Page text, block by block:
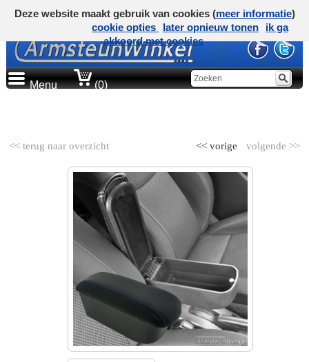
Menu (0)
<< terug naar overzicht volgende >>
<< vorige
Deze website maakt gebruik van cookies (meer informatie)
cookie opties
later opnieuw tonen
ik ga
akkoord met cookies